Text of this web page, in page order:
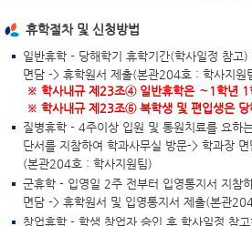
휴학절차 및 신청방법
일반휴학 - 당해학기 휴학기간(학사일정 참고
면담 -> 휴학원서 제출(본관204호 : 학사지원
※ 학사내규 제23조④ 일반휴학은 ∼1학년 1
※ 학사내규 제23조⑤ 복학생 및 편입생은 당
질병휴학 - 4주이상 입원 및 통원치료를 요하
단서를 지참하여 학과사무실 방문-> 학과장
(본관204호 : 학사지원팀)
군휴학 - 입영일 2주 전부터 입영통지서 지참
면담 -> 휴학원서 및 입영통지서 제출(본관
창업휴학 - 학생 창업자 승인 후 학사일정 참